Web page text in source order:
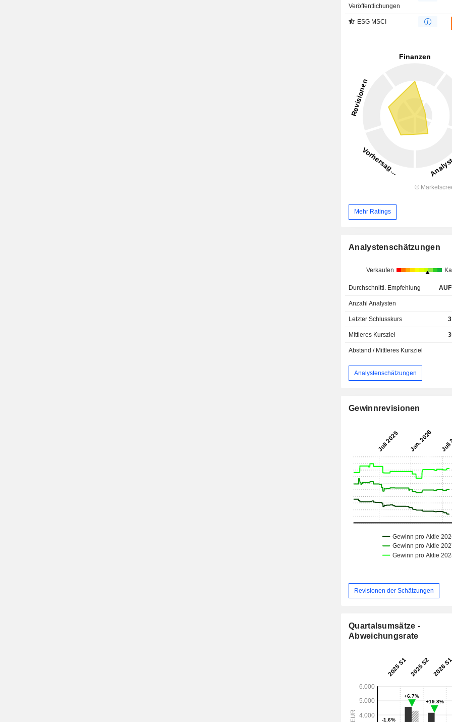
Veröffentlichungen
ESG MSCI
Mehr Ratings
Analystenschätzungen
Verkaufen
Durchschnittl. Empfehlung
Anzahl Analysten
Letzter Schlusskurs
Mittleres Kursziel
Abstand / Mittleres Kursziel
Analystenschätzungen
Gewinnrevisionen
Revisionen der Schätzungen
Quartalsumsätze -
Abweichungsrate